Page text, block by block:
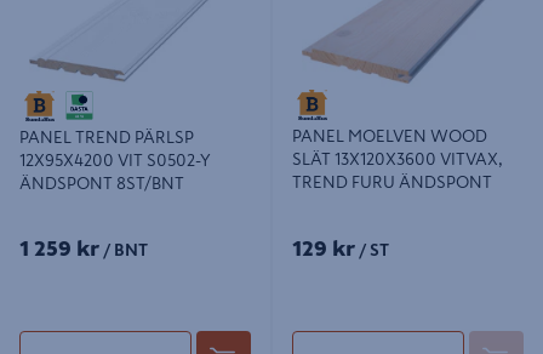
PANEL TREND PÄRLSP
12X95X4200 VIT S0502-Y
ÄNDSPONT 8ST/BNT
1 259 kr / BNT
PANEL MOELVEN WOOD
SLÄT 13X120X3600 VITVAX,
TREND FURU ÄNDSPONT
129 kr / ST